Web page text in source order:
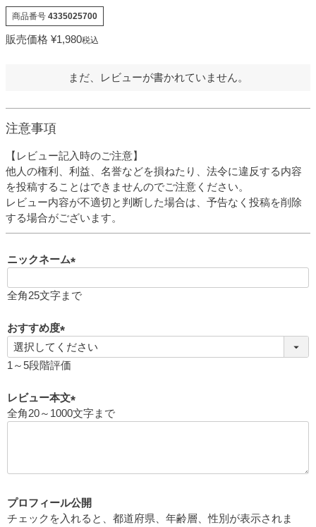
商品番号 4335025700
販売価格 ¥1,980税込
まだ、レビューが書かれていません。
注意事項
【レビュー記入時のご注意】
他人の権利、利益、名誉などを損ねたり、法令に違反する内容
を投稿することはできませんのでご注意ください。
レビュー内容が不適切と判断した場合は、予告なく投稿を削除
する場合がございます。
ニックネーム
必
全角25文字まで
おすすめ度
(
必
)
1～5段階評価
レビュー本文
(
全角20～1000文字まで
プロフィール公開
チェックを入れると、都道府県、年齢層、性別が表示されま